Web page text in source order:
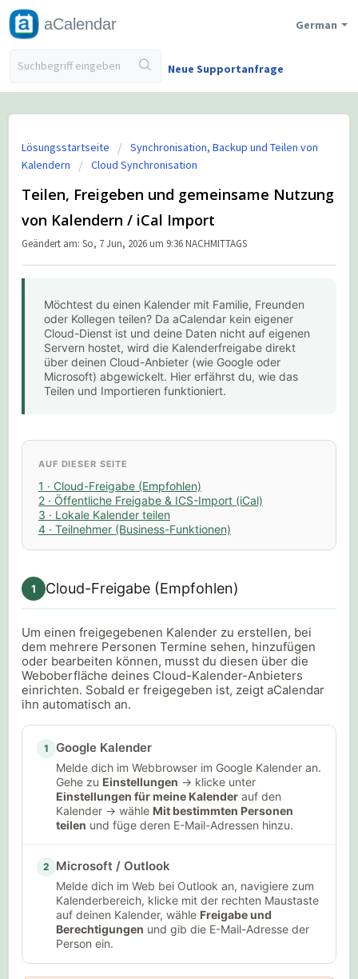
aCalendar German
Neue Supportanfrage
Lösungsstartseite
Synchronisation, Backup und Teilen von
Kalendern
Cloud Synchronisation
Teilen, Freigeben und gemeinsame Nutzung
von Kalendern / iCal Import
Geändert am: So, 7 Jun, 2026 um 9:36 NACHMITTAGS
Möchtest du einen Kalender mit Familie, Freunden
oder Kollegen teilen? Da aCalendar kein eigener
Cloud-Dienst ist und deine Daten nicht auf eigenen
Servern hostet, wird die Kalenderfreigabe direkt
über deinen Cloud-Anbieter (wie Google oder
Microsoft) abgewickelt. Hier erfährst du, wie das
Teilen und Importieren funktioniert.
AUF DIESER SEITE
1 · Cloud-Freigabe (Empfohlen)
2 · Öffentliche Freigabe & ICS-Import (iCal)
3 · Lokale Kalender teilen
4 · Teilnehmer (Business-Funktionen)
1 Cloud-Freigabe (Empfohlen)
Um einen freigegebenen Kalender zu erstellen, bei
dem mehrere Personen Termine sehen, hinzufügen
oder bearbeiten können, musst du diesen über die
Weboberfläche deines Cloud-Kalender-Anbieters
einrichten. Sobald er freigegeben ist, zeigt aCalendar
ihn automatisch an.
1 Google Kalender
Melde dich im Webbrowser im Google Kalender an.
Gehe zu Einstellungen → klicke unter
Einstellungen für meine Kalenderauf den
Kalender → wähle Mit bestimmten Personen
teilen und füge deren E-Mail-Adressen hinzu.
2 Microsoft / Outlook
Melde dich im Web bei Outlook an, navigiere zum
Kalenderbereich, klicke mit der rechten Maustaste
auf deinen Kalender, wähle Freigabe und
Berechtigungen und gib die E-Mail-Adresse der
Person ein.